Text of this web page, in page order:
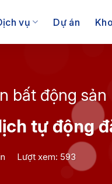
vụ Dự án
bất động sản
tự động
Lượt xem: 593